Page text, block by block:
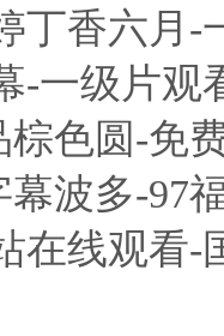
丁香六月
-一级片观
棕色圆-免
波多-97
在线观看-